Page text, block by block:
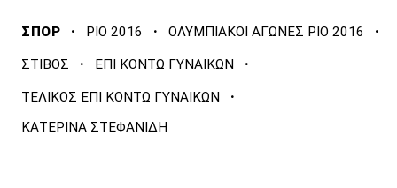
ΣΠΟΡ · ΡΙΟ 2016 · ΟΛΥΜΠΙΑΚΟΙ ΑΓΩΝΕΣ ΡΙΟ 2016 ·
ΣΤΙΒΟΣ · ΕΠΙ ΚΟΝΤΩ ΓΥΝΑΙΚΩΝ ·
ΤΕΛΙΚΟΣ ΕΠΙ ΚΟΝΤΩ ΓΥΝΑΙΚΩΝ ·
ΚΑΤΕΡΙΝΑ ΣΤΕΦΑΝΙΔΗ